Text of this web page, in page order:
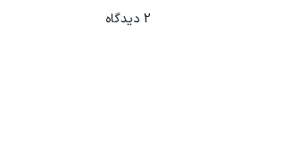
2 دیدگاه